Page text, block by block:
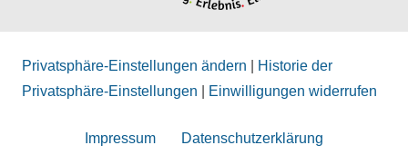
Privatsphäre-Einstellungen ändern
Historie der
Privatsphäre-Einstellungen
Einwilligungen widerrufen
Impressum Datenschutzerklärung